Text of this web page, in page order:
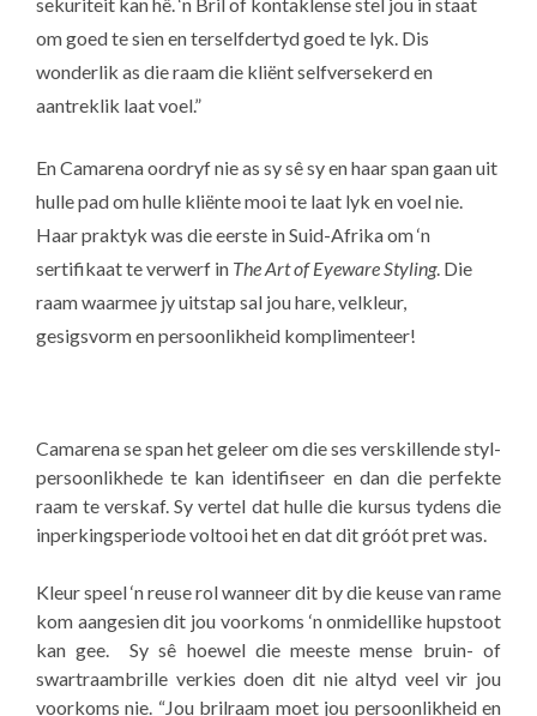
om goed te sien en terselfdertyd goed te lyk. Dis
wonderlik as die raam die kliënt selfversekerd en
aantreklik laat voel.”
En Camarena oordryf nie as sy sê sy en haar span gaan uit
hulle pad om hulle kliënte mooi te laat lyk en voel nie.
Haar praktyk was die eerste in Suid-Afrika om ‘n
sertifikaat te verwerf in The Art of Eyeware Styling. Die
raam waarmee jy uitstap sal jou hare, velkleur,
gesigsvorm en persoonlikheid komplimenteer!
Camarena se span het geleer om die ses verskillende styl-
persoonlikhede te kan identifiseer en dan die perfekte
raam te verskaf. Sy vertel dat hulle die kursus tydens die
inperkingsperiode voltooi het en dat dit gróót pret was.
Kleur speel ‘n reuse rol wanneer dit by die keuse van rame
kom aangesien dit jou voorkoms ‘n onmidellike hupstoot
kan gee. Sy sê hoewel die meeste mense bruin- of
swartraambrille verkies doen dit nie altyd veel vir jou
voorkoms nie. “Jou brilraam moet jou persoonlikheid en